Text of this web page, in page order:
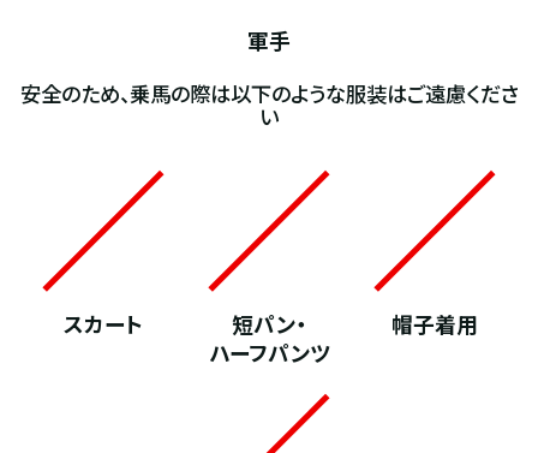
軍手
安全のため、乗馬の際は以下のような服装はご遠慮くださ
い
スカート
短パン・
ハーフパンツ
帽子着用